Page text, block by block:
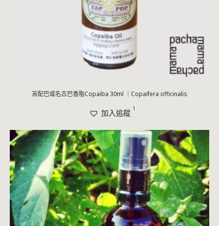
苦配巴或名古巴香脂Copaiba 30ml ｜Copaifera officinalis
加入追蹤 1